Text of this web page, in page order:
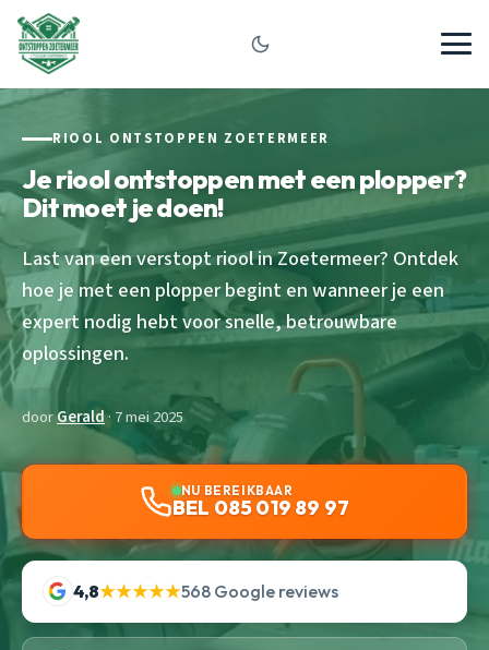
RIOOL ONTSTOPPEN ZOETERMEER
Je riool ontstoppen met een plopper?
Dit moet je doen!
Last van een verstopt riool in Zoetermeer? Ontdek
hoe je met een plopper begint en wanneer je een
expert nodig hebt voor snelle, betrouwbare
oplossingen.
doorGerald· 7 mei 2025
NU BEREIKBAAR
BEL 085 019 89 97
4,8★★★★★568 Google reviews